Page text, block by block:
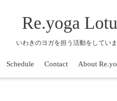
Re.yoga
いわきのヨガを担う活動をしていま
Schedule Contact About